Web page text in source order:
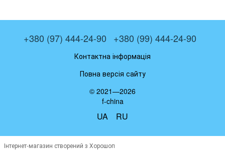
+380 (97) 444-24-90 +380 (99) 444-24-90
Контактна інформація
Повна версія сайту
© 2021—2026
f-china
UA RU
Інтернет-магазин створений з Хорошоп